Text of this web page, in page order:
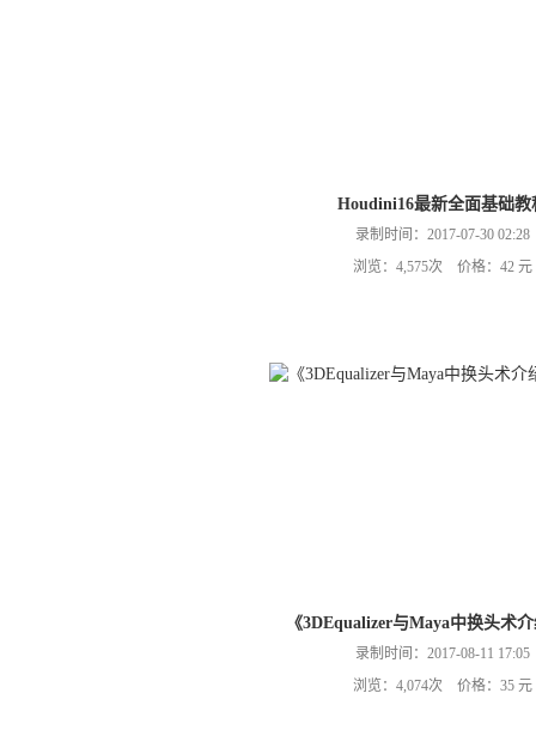
Houdini16最新全面基础教
录制时间：2017-07-30 02:28
浏览：4,575次 价格：42 元
《3DEqualizer与Maya中换头术
录制时间：2017-08-11 17:05
浏览：4,074次 价格：35 元